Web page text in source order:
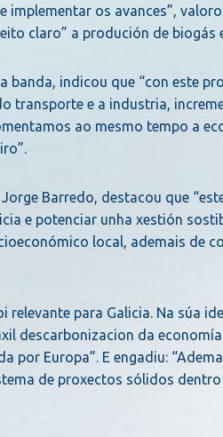
implementar os avances”,
claro” a produción de biogás
banda, indicou que “con este
transporte e a industria,
ao mesmo tempo a
Barredo, destacou que
e potenciar unha xestión
local, ademais de
para Galicia. Na súa
descarbonizacion da
Europa”. E engadiu:
de proxectos sólidos